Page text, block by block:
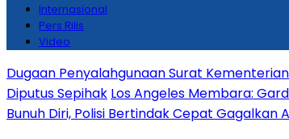
Internasional
Pers Rilis
Video
Dugaan Penyalahgunaan Surat
Diputus Sepihak Los Angeles Membara:
Bunuh Diri, Polisi Bertindak Cepat Gagalkan